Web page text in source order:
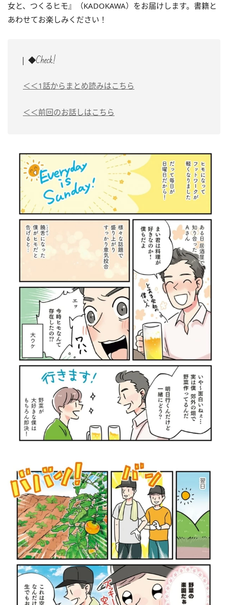
女と、つくるヒモ』（KADOKAWA）をお届けします。書籍と
あわせてお楽しみください！
◆Check!
＜＜1話からまとめ読みはこちら
＜＜前回のお話しはこちら